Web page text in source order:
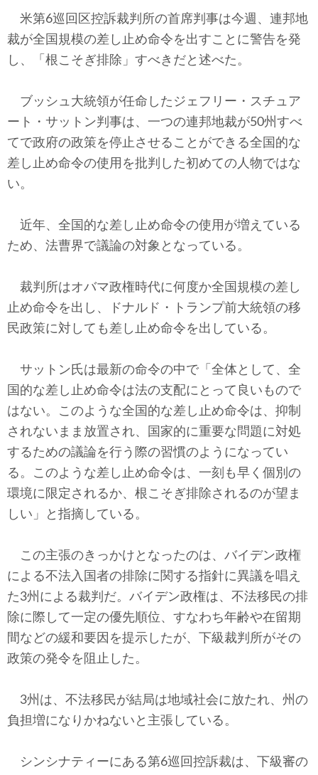
国境・移民政策
テクノロジー
社説
ビル・ガーツ
東京発
米第6巡回区控訴裁判所の首席判事は今週、連邦地
裁が全国規模の差し止め命令を出すことに警告を発
し、「根こそぎ排除」すべきだと述べた。
ブッシュ大統領が任命したジェフリー・スチュア
ート・サットン判事は、一つの連邦地裁が50州すべ
てで政府の政策を停止させることができる全国的な
差し止め命令の使用を批判した初めての人物ではな
い。
近年、全国的な差し止め命令の使用が増えている
ため、法曹界で議論の対象となっている。
裁判所はオバマ政権時代に何度か全国規模の差し
止め命令を出し、ドナルド・トランプ前大統領の移
民政策に対しても差し止め命令を出している。
サットン氏は最新の命令の中で「全体として、全
国的な差し止め命令は法の支配にとって良いもので
はない。このような全国的な差し止め命令は、抑制
されないまま放置され、国家的に重要な問題に対処
するための議論を行う際の習慣のようになってい
る。このような差し止め命令は、一刻も早く個別の
環境に限定されるか、根こそぎ排除されるのが望ま
しい」と指摘している。
この主張のきっかけとなったのは、バイデン政権
による不法入国者の排除に関する指針に異議を唱え
た3州による裁判だ。バイデン政権は、不法移民の排
除に際して一定の優先順位、すなわち年齢や在留期
間などの緩和要因を提示したが、下級裁判所がその
政策の発令を阻止した。
3州は、不法移民が結局は地域社会に放たれ、州の
負担増になりかねないと主張している。
シンシナティーにある第6巡回控訴裁は、下級審の